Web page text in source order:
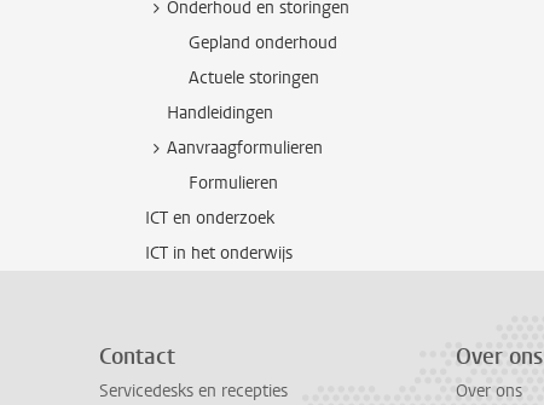
Onderhoud en storingen
Gepland onderhoud
Actuele storingen
Handleidingen
Aanvraagformulieren
Formulieren
ICT en onderzoek
ICT in het onderwijs
Contact
Servicedesks en recepties
Over ons
Over ons